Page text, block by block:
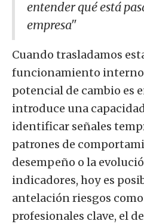
entender qué está
empresa"
Cuando trasladamos
funcionamiento interno
potencial de cambio es
introduce una
identificar señales
patrones de
desempeño o la
indicadores, hoy es
antelación riesgos
profesionales clave, el